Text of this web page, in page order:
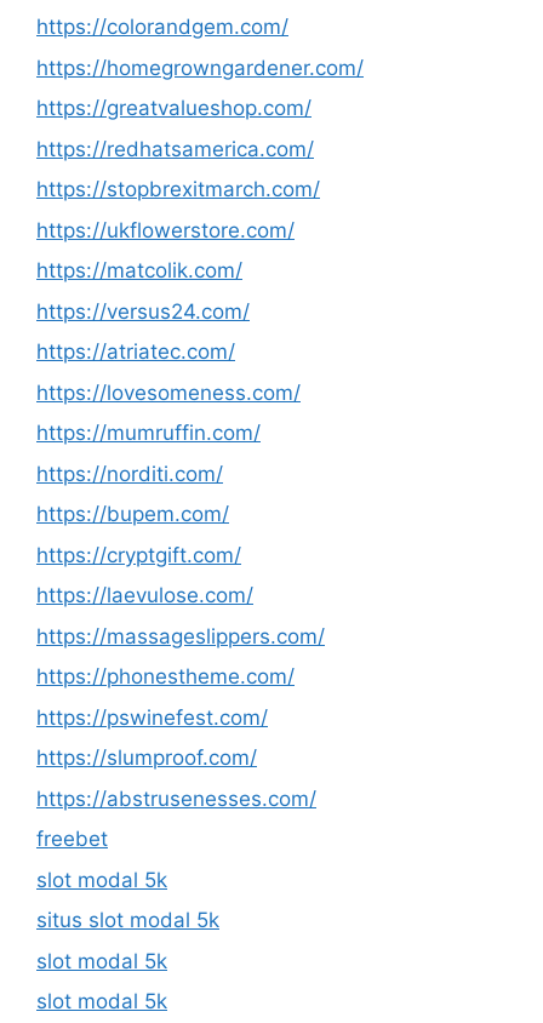
https://colorandgem.com/
https://homegrowngardener.com/
https://greatvalueshop.com/
https://redhatsamerica.com/
https://stopbrexitmarch.com/
https://ukflowerstore.com/
https://matcolik.com/
https://versus24.com/
https://atriatec.com/
https://lovesomeness.com/
https://mumruffin.com/
https://norditi.com/
https://bupem.com/
https://cryptgift.com/
https://laevulose.com/
https://massageslippers.com/
https://phonestheme.com/
https://pswinefest.com/
https://slumproof.com/
https://abstrusenesses.com/
freebet
slot modal 5k
situs slot modal 5k
slot modal 5k
slot modal 5k